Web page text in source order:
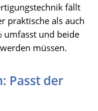
fällt
praktische als auch
umfasst und beide
müssen.
Passt der